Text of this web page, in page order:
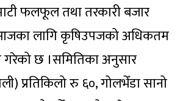
फलफूल तथा तरकारी बजार
लागि कृषिउपजको अधिकतम
गरेको छ ।समितिका अनुसार
प्रतिकिलो रु ६०, गोलभेँडा सानो